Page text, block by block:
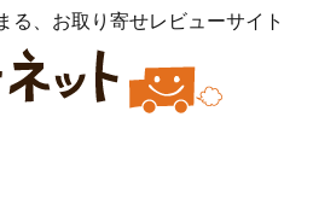
る、お取り寄せレビューサイト